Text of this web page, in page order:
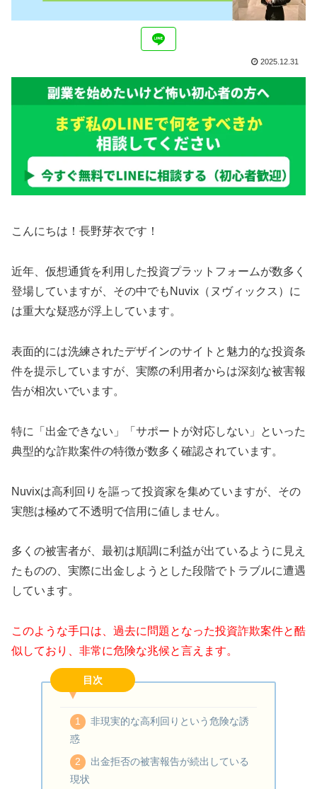
2025.12.31
こんにちは！長野芽衣です！
近年、仮想通貨を利用した投資プラットフォームが数多く
登場していますが、その中でもNuvix（ヌヴィックス）に
は重大な疑惑が浮上しています。
表面的には洗練されたデザインのサイトと魅力的な投資条
件を提示していますが、実際の利用者からは深刻な被害報
告が相次いでいます。
特に「出金できない」「サポートが対応しない」といった
典型的な詐欺案件の特徴が数多く確認されています。
Nuvixは高利回りを謳って投資家を集めていますが、その
実態は極めて不透明で信用に値しません。
多くの被害者が、最初は順調に利益が出ているように見え
たものの、実際に出金しようとした段階でトラブルに遭遇
しています。
このような手口は、過去に問題となった投資詐欺案件と酷
似しており、非常に危険な兆候と言えます。
目次
非現実的な高利回りという危険な誘
惑
出金拒否の被害報告が続出している
現状